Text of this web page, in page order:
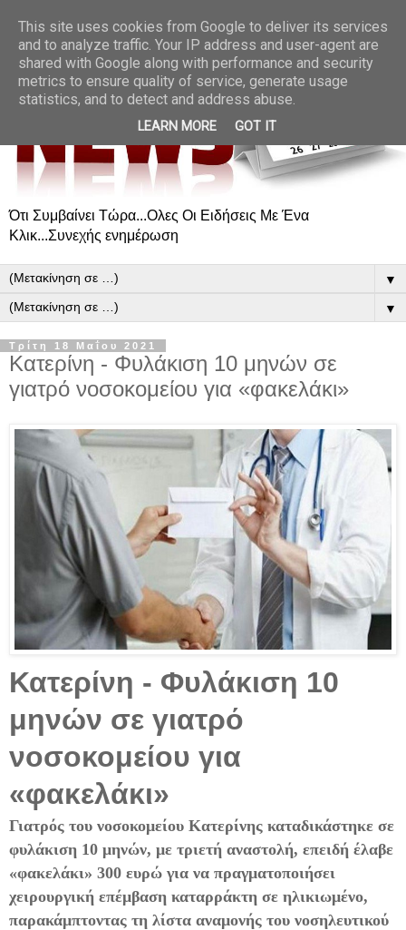
Ότι Συμβαίνει Τώρα...Ολες Οι Ειδήσεις Με Ένα
Κλικ...Συνεχής ενημέρωση
▼
▼
Τρίτη 18 Μαΐου 2021
Κατερίνη - Φυλάκιση 10 μηνών σε
γιατρό νοσοκομείου για «φακελάκι»
Κατερίνη - Φυλάκιση 10
μηνών σε γιατρό
νοσοκομείου για
«φακελάκι»
Γιατρός του νοσοκομείου Κατερίνης καταδικάστηκε σε
φυλάκιση 10 μηνών, με τριετή αναστολή, επειδή έλαβε
«φακελάκι» 300 ευρώ για να πραγματοποιήσει
χειρουργική επέμβαση καταρράκτη σε ηλικιωμένο,
παρακάμπτοντας τη λίστα αναμονής του νοσηλευτικού
This site uses cookies from Google to deliver its services
and to analyze traffic. Your IP address and user-agent are
shared with Google along with performance and security
metrics to ensure quality of service, generate usage
statistics, and to detect and address abuse.
LEARN MORE GOT IT